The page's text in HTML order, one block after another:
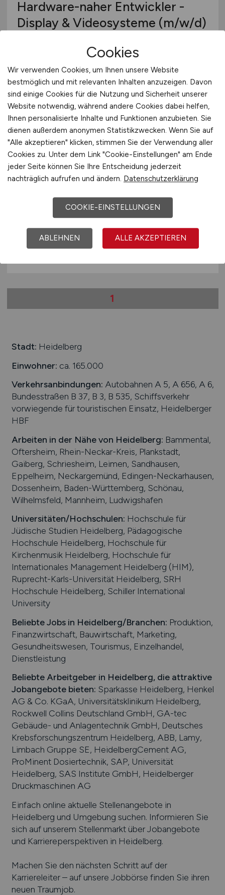
Hardware-naher Entwickler -
Display & Videosysteme (m/w/d)
remote
IT Specialist(m/w/d)
02.11.2025
1
Stadt: Heidelberg
Einwohner: ca. 165.000
Verkehrsanbindungen: Autobahnen A 5, A 656, A 6,
Bundesstraßen B 37, B 3, B 535, Schiffsverkehr
vorwiegende für touristischen Einsatz, Heidelberger
HBF
Arbeiten in der Nähe von Heidelberg: Bammental,
Oftersheim, Rhein-Neckar-Kreis, Plankstadt,
Gaiberg, Schriesheim, Leimen, Sandhausen,
Eppelheim, Neckargemünd, Edingen-Neckarhausen,
Dossenheim, Baden-Württemberg, Schönau,
Wilhelmsfeld, Mannheim, Ludwigshafen
Universitäten/Hochschulen: Hochschule für
Jüdische Studien Heidelberg, Pädagogische
Hochschule Heidelberg, Hochschule für
Kirchenmusik Heidelberg, Hochschule für
Internationales Management Heidelberg (HIM),
Ruprecht-Karls-Universität Heidelberg, SRH
Hochschule Heidelberg, Schiller International
University
Beliebte Jobs in Heidelberg/Branchen: Produktion,
Finanzwirtschaft, Bauwirtschaft, Marketing,
Gesundheitswesen, Tourismus, Einzelhandel,
Dienstleistung
Beliebte Arbeitgeber in Heidelberg, die attraktive
Jobangebote bieten: Sparkasse Heidelberg, Henkel
AG & Co. KGaA, Universitätsklinikum Heidelberg,
Rockwell Collins Deutschland GmbH, GA-tec
Gebäude- und Anlagentechnik GmbH, Deutsches
Krebsforschungszentrum Heidelberg, ABB, Lamy,
Limbach Gruppe SE, HeidelbergCement AG,
ProMinent Dosiertechnik, SAP, Universität
Heidelberg, SAS Institute GmbH, Heidelberger
Druckmaschinen AG
Einfach online aktuelle Stellenangebote in
Heidelberg und Umgebung suchen. Informieren Sie
sich auf unserem Stellenmarkt über Jobangebote
und Karriereperspektiven in Heidelberg.
Machen Sie den nächsten Schritt auf der
Karriereleiter – auf unsere Jobbörse finden Sie ihren
neuen Traumjob.
Cookies
Wir verwenden Cookies, um Ihnen unsere Website
bestmöglich und mit relevanten Inhalten anzuzeigen. Davon
sind einige Cookies für die Nutzung und Sicherheit unserer
Website notwendig, während andere Cookies dabei helfen,
Ihnen personalisierte Inhalte und Funktionen anzubieten. Sie
dienen außerdem anonymen Statistikzwecken. Wenn Sie auf
"Alle akzeptieren" klicken, stimmen Sie der Verwendung aller
Cookies zu. Unter dem Link "Cookie-Einstellungen" am Ende
jeder Seite können Sie Ihre Entscheidung jederzeit
nachträglich aufrufen und ändern. Datenschutzerklärung
COOKIE-EINSTELLUNGEN
ABLEHNEN ALLE AKZEPTIEREN